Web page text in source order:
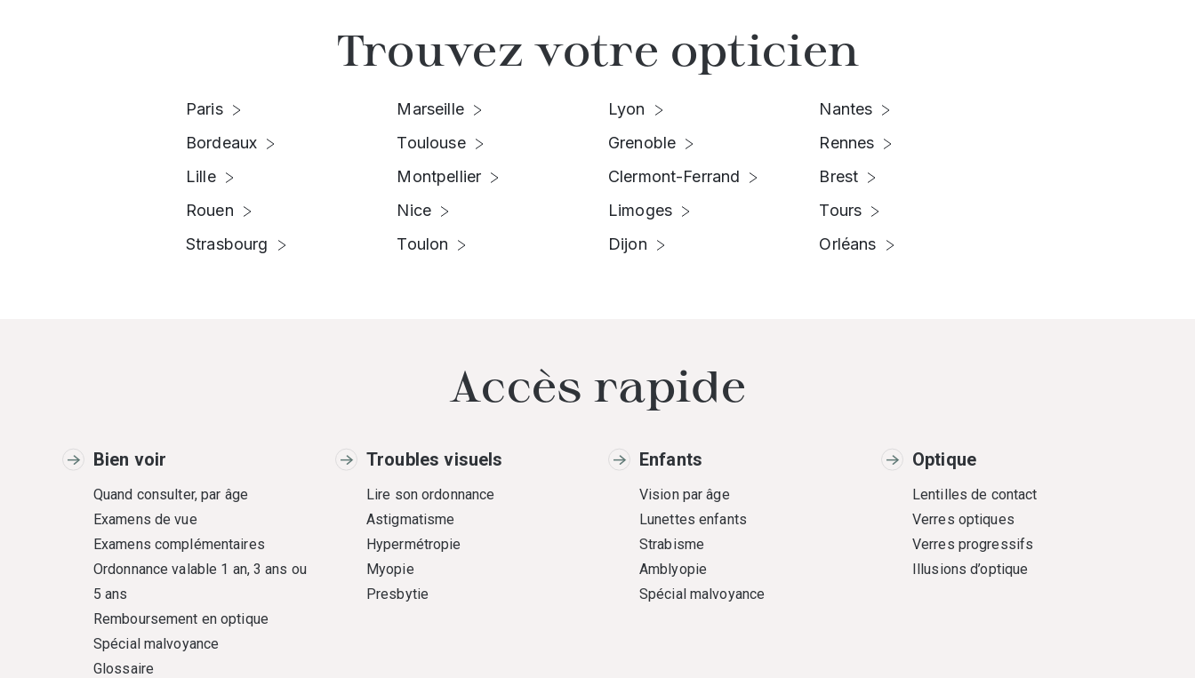
Trouvez votre opticien
Paris
Bordeaux
Lille
Rouen
Strasbourg
Marseille
Toulouse
Montpellier
Nice
Toulon
Lyon
Grenoble
Clermont-Ferrand
Limoges
Dijon
Nantes
Rennes
Brest
Tours
Orléans
Accès rapide
Bien voir
Quand consulter, par âge
Examens de vue
Examens complémentaires
Ordonnance valable 1 an, 3 ans ou
5 ans
Remboursement en optique
Spécial malvoyance
Glossaire
Troubles visuels
Lire son ordonnance
Astigmatisme
Hypermétropie
Myopie
Presbytie
Enfants
Vision par âge
Lunettes enfants
Strabisme
Amblyopie
Spécial malvoyance
Optique
Lentilles de contact
Verres optiques
Verres progressifs
Illusions d’optique